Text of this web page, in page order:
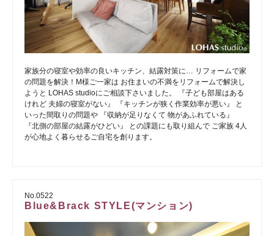
家族分の寝室や効率の良いキッチン、結露対策に… リフォームで家
の問題を解決！M様ご一家は お住まいの不満をリフォームで解決し
ようと LOHAS studioにご相談下さいました。 『子ども部屋はある
けれど 夫婦の寝室がない』 『キッチンが狭く作業効率が悪い』 と
いった間取りの問題や 『収納が足りなくて 物があふれている』
『北側の部屋の結露がひどい』 との課題にも取り組んで ご家族 4人
が心地よく暮らせるご自宅を創ります。
No.0522
Blue&Brack STYLE(マンション)